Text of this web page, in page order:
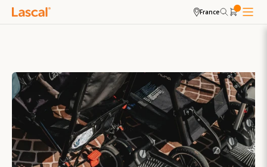
France